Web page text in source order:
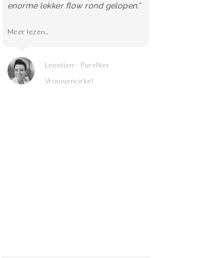
enorme lekker flow rond gelopen.”
Meer lezen..
Leontien - PureNes
Vrouwencirkel